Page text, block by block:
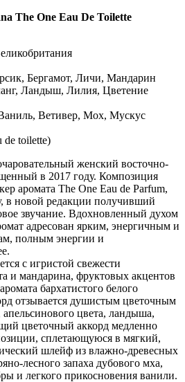
The One Eau De Toilette
Бергамот, Личи, Мандарин
Ландыш, Лилия, Цветение
Ветивер, Мох, Мускус
de toilette)
женский восточно-
в 2017 году. Композиция
аромата The One Eau de Parfum,
в новой редакции получивший
звучание. Вдохновленный духом
адресован ярким, энергичным и
полным энергии и
с игристой свежести
и мандарина, фруктовых акцентов
бархатистого белого
отзывается душистым цветочным
апельсинового цвета, ландыша,
цветочный аккорд медленно
сплетающуюся в мягкий,
шлейф из влажно-древесных
лесного запаха дубового мха,
и легкого прикосновения ванили.